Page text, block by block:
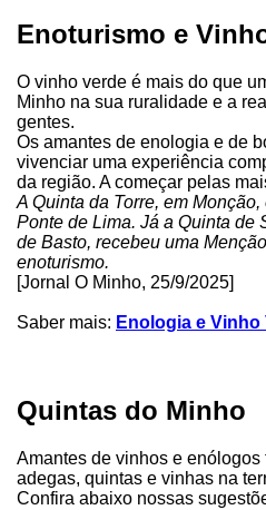
Enoturismo e
O vinho verde é mais do que
Minho na sua ruralidade e a
gentes.
Os amantes de enologia e de
vivenciar uma experiência
da região. A começar pelas
A Quinta da Torre, em
Ponte de Lima. Já a Quinta de
de Basto, recebeu uma
enoturismo.
[Jornal O Minho, 25/9/2025]
Saber mais: Enologia e Vinho
Quintas do Minho
Amantes de vinhos e
adegas, quintas e vinhas na
Confira abaixo nossas